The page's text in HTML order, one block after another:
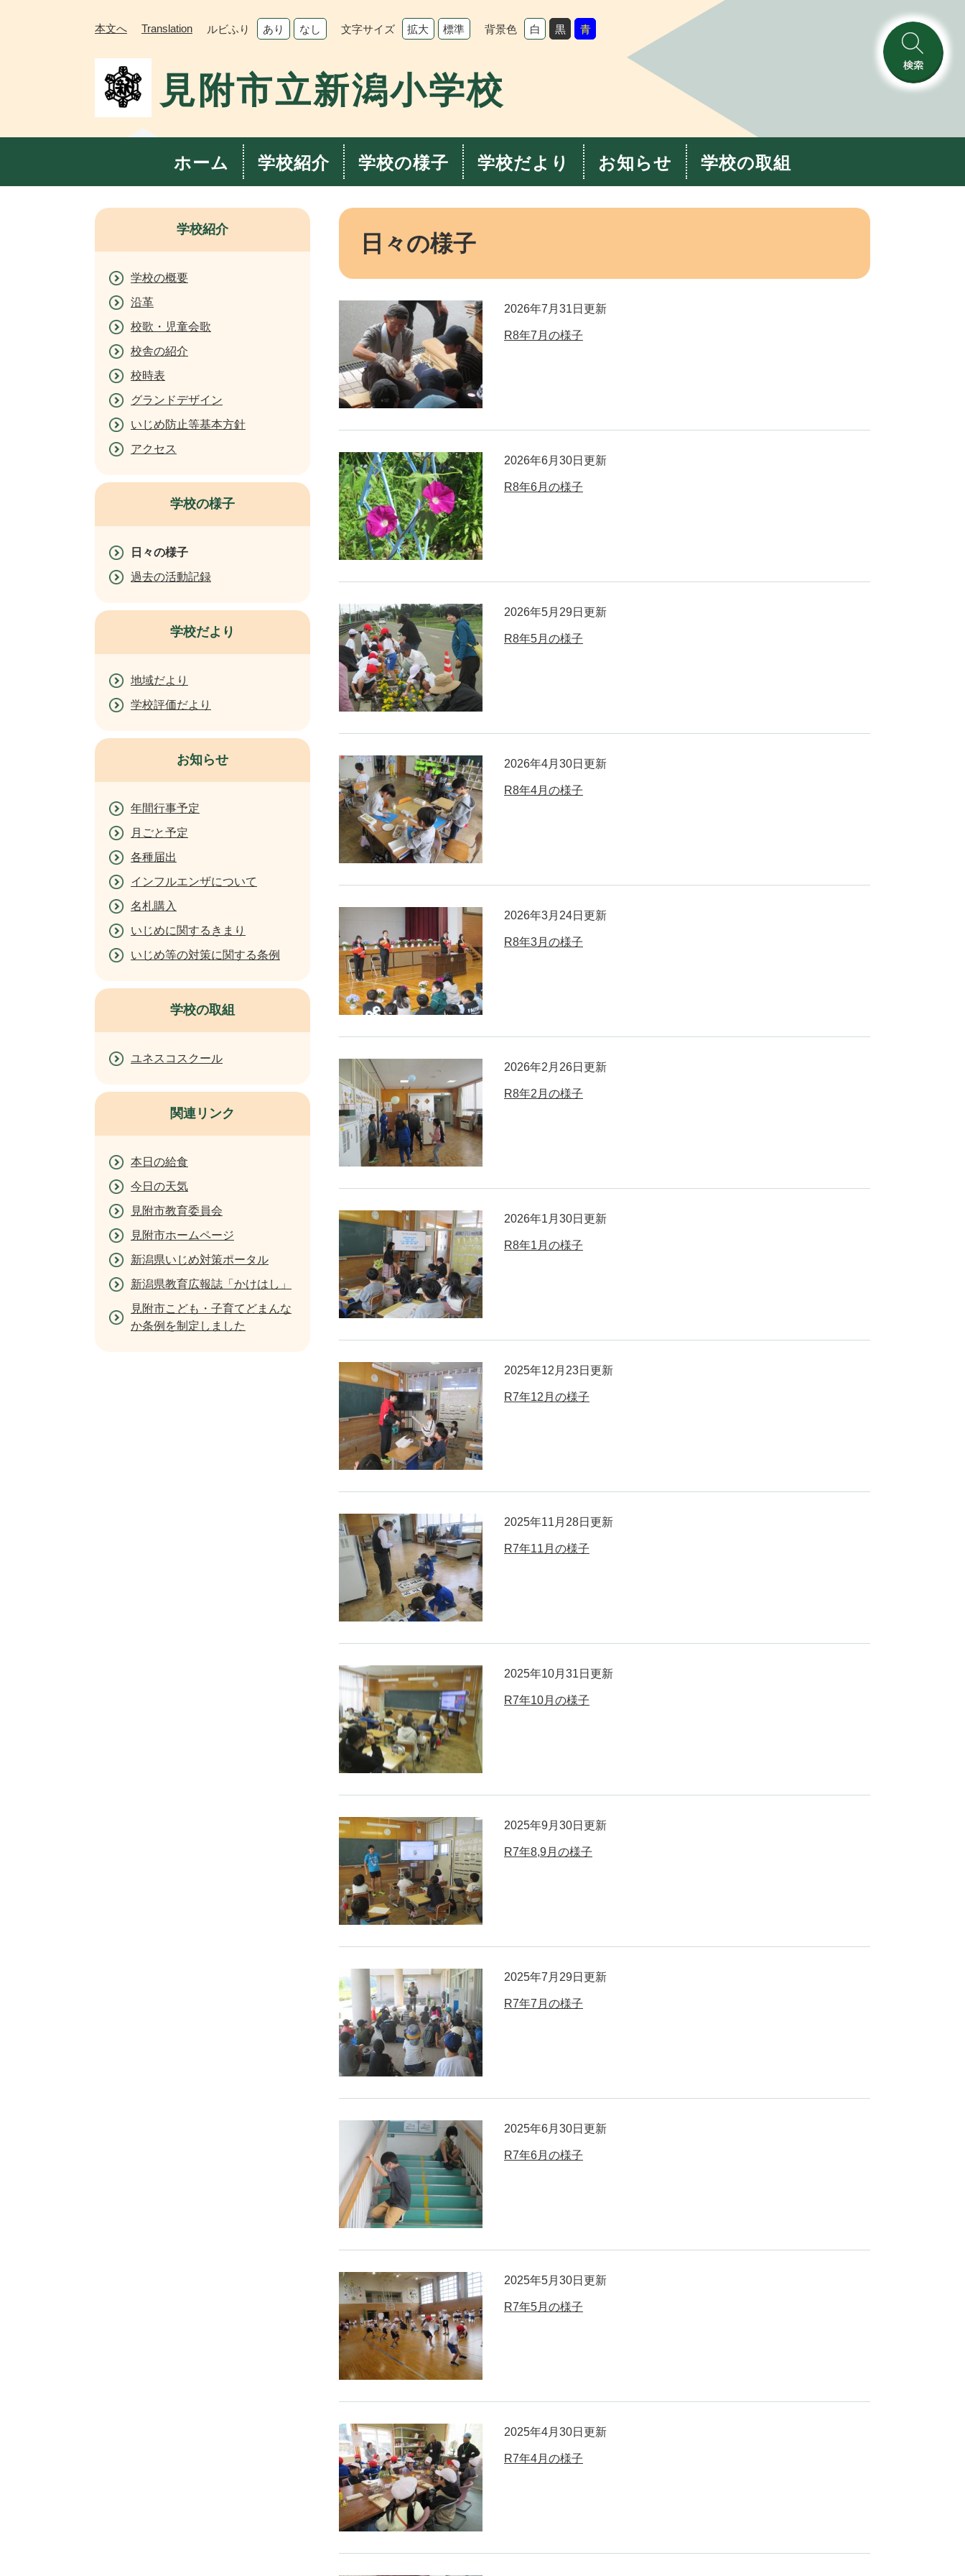
本文へ Translation ルビふり あり なし 文字サイズ 拡大 標準 背景色 白 黒 青
検
索
見附市立新潟小学校
ホーム 学校紹介 学校の様子 学校だより お知らせ 学校の取組
本
日々の様子
2026年7月31日更新
R8年7月の様子
2026年6月30日更新
R8年6月の様子
2026年5月29日更新
R8年5月の様子
2026年4月30日更新
R8年4月の様子
2026年3月24日更新
R8年3月の様子
2026年2月26日更新
R8年2月の様子
2026年1月30日更新
R8年1月の様子
2025年12月23日更新
R7年12月の様子
2025年11月28日更新
R7年11月の様子
2025年10月31日更新
R7年10月の様子
2025年9月30日更新
R7年8,9月の様子
2025年7月29日更新
R7年7月の様子
2025年6月30日更新
R7年6月の様子
2025年5月30日更新
R7年5月の様子
2025年4月30日更新
R7年4月の様子
学校紹介
学校の概要
沿革
校歌・児童会歌
校舎の紹介
校時表
グランドデザイン
いじめ防止等基本方針
アクセス
学校の様子
日々の様子
過去の活動記録
学校だより
地域だより
学校評価だより
お知らせ
年間行事予定
月ごと予定
各種届出
インフルエンザについて
名札購入
いじめに関するきまり
いじめ等の対策に関する条例
学校の取組
ユネスコスクール
関連リンク
本日の給食
今日の天気
見附市教育委員会
見附市ホームページ
新潟県いじめ対策ポータル
新潟県教育広報誌「かけはし」
見附市こども・子育てどまんな
か条例を制定しました